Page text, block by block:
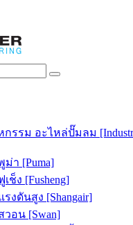
รรม อะไหล่ปั๊มลม
า [Puma]
ช็ง [Fusheng]
งดันสูง [Shangair]
อน [Swan]